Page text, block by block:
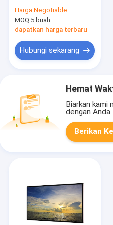
Sentuh
Harga:Negotiable
MOQ:5 buah
dapatkan harga terbaru
Hubungi sekarang
Hemat
Biarkan kami
dengan Anda.
Berikan